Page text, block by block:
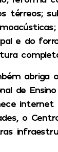
térreos;
e do
abriga
de
o